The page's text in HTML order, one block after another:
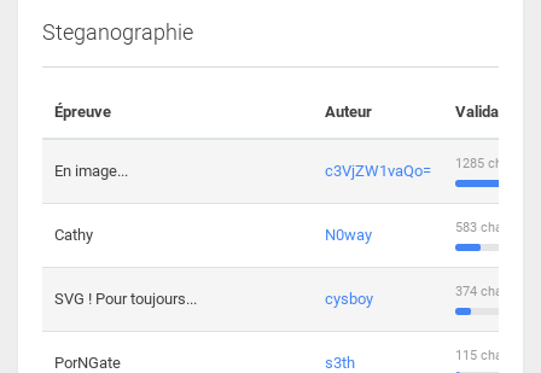
Steganographie
Épreuve Auteur Validations
En image... c3VjZW1vaQo= 1285
Cathy N0way 583
SVG ! Pour toujours... cysboy 374
PorNGate s3th 115